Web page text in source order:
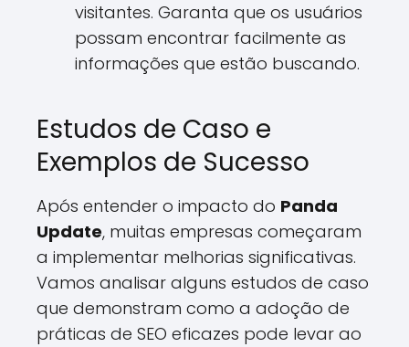
visitantes. Garanta que os usuários
possam encontrar facilmente as
informações que estão buscando.
Estudos de Caso e
Exemplos de Sucesso
Após entender o impacto do Panda
Update, muitas empresas começaram
a implementar melhorias significativas.
Vamos analisar alguns estudos de caso
que demonstram como a adoção de
práticas de SEO eficazes pode levar ao